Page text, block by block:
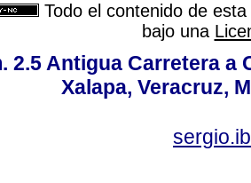
Todo el contenido de
bajo una
2.5 Antigua Carretera a
Xalapa, Veracruz,